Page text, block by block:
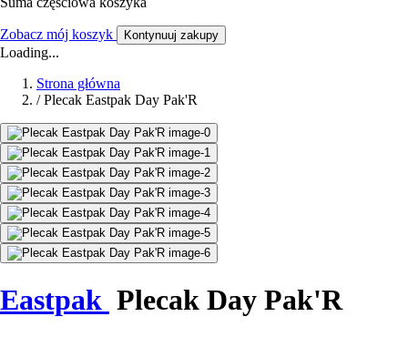
Zobacz mój koszyk Kontynuuj zakupy
Loading...
Strona główna
/ Plecak Eastpak Day Pak'R
Eastpak Plecak Day Pak'R